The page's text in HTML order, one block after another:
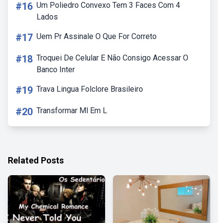
#16 Um Poliedro Convexo Tem 3 Faces Com 4
Lados
#17 Uem Pr Assinale O Que For Correto
#18 Troquei De Celular E Não Consigo Acessar O
Banco Inter
#19 Trava Lingua Folclore Brasileiro
#20 Transformar Ml Em L
Related Posts